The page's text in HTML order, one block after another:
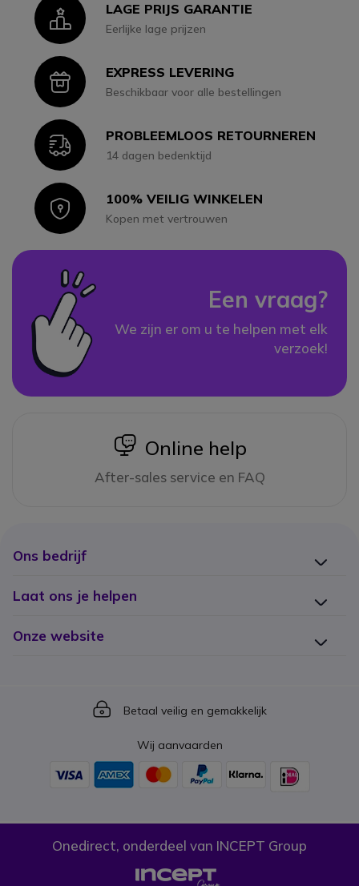
IconLAGE PRIJS GARANTIE
Eerlijke lage prijzen
IconEXPRESS LEVERING
Beschikbaar voor alle bestellingen
IconPROBLEEMLOOS RETOURNEREN
14 dagen bedenktijd
Icon100% VEILIG WINKELEN
Kopen met vertrouwen
Een vraag?
We zijn er om u te helpen met elk
verzoek!
icon
Online help
After-sales service en FAQ
Ons bedrijf
Laat ons je helpen
Onze website
Icon
Betaal veilig en gemakkelijk
Wij aanvaarden
Onedirect, onderdeel van INCEPT Group